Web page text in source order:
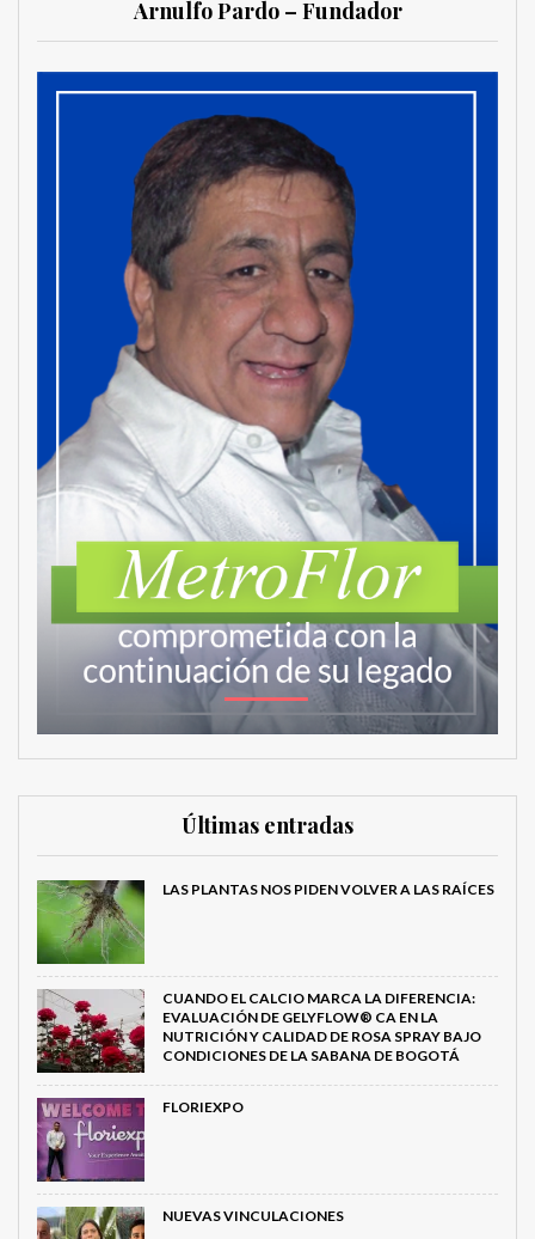
Arnulfo Pardo – Fundador
Últimas entradas
LAS PLANTAS NOS PIDEN VOLVER A LAS RAÍCES
CUANDO EL CALCIO MARCA LA DIFERENCIA:
EVALUACIÓN DE GELYFLOW® CA EN LA
NUTRICIÓN Y CALIDAD DE ROSA SPRAY BAJO
CONDICIONES DE LA SABANA DE BOGOTÁ
FLORIEXPO
NUEVAS VINCULACIONES